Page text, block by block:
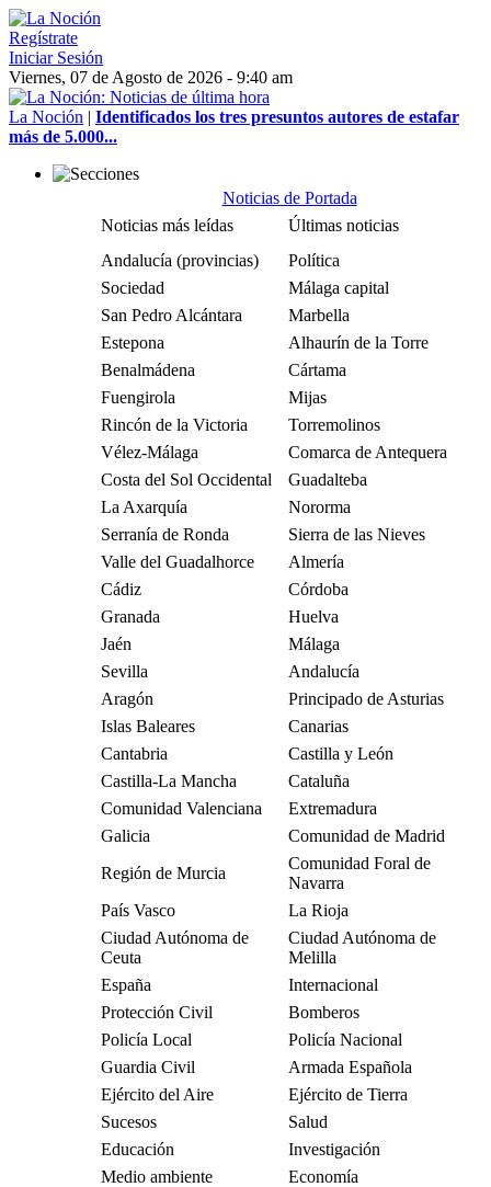
Regístrate
Iniciar Sesión
Viernes, 07 de Agosto de 2026 - 9:40 am
La Noción | Identificados los tres presuntos autores de estafar
más de 5.000...
Noticias de Portada
Noticias más leídas
Últimas noticias
Andalucía (provincias)
Política
Sociedad
Málaga capital
San Pedro Alcántara
Marbella
Estepona
Alhaurín de la Torre
Benalmádena
Cártama
Fuengirola
Mijas
Rincón de la Victoria
Torremolinos
Vélez-Málaga
Comarca de Antequera
Costa del Sol Occidental
Guadalteba
La Axarquía
Nororma
Serranía de Ronda
Sierra de las Nieves
Valle del Guadalhorce
Almería
Cádiz
Córdoba
Granada
Huelva
Jaén
Málaga
Sevilla
Andalucía
Aragón
Principado de Asturias
Islas Baleares
Canarias
Cantabria
Castilla y León
Castilla-La Mancha
Cataluña
Comunidad Valenciana
Extremadura
Galicia
Comunidad de Madrid
Región de Murcia
Comunidad Foral de
Navarra
País Vasco
La Rioja
Ciudad Autónoma de
Ceuta
Ciudad Autónoma de
Melilla
España
Internacional
Protección Civil
Bomberos
Policía Local
Policía Nacional
Guardia Civil
Armada Española
Ejército del Aire
Ejército de Tierra
Sucesos
Salud
Educación
Investigación
Medio ambiente
Economía